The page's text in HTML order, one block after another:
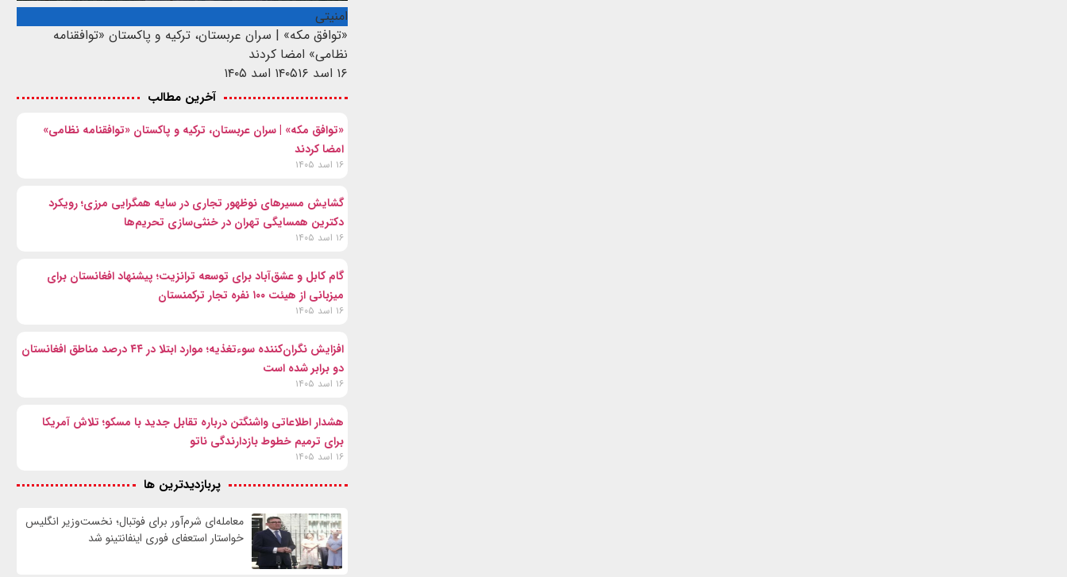
امنیتی
«توافق مکه» | سران عربستان، ترکیه و پاکستان «توافقنامه
نظامی» امضا کردند
۱۶ اسد ۱۴۰۵
۱۶ اسد ۱۴۰۵
آخرین مطالب
«توافق مکه» | سران عربستان، ترکیه و پاکستان «توافقنامه نظامی»
امضا کردند
۱۶ اسد ۱۴۰۵
گشایش مسیرهای نوظهور تجاری در سایه همگرایی مرزی؛ رویکرد
دکترین همسایگی تهران در خنثی‌سازی تحریم‌ها
۱۶ اسد ۱۴۰۵
گام کابل و عشق‌آباد برای توسعه ترانزیت؛ پیشنهاد افغانستان برای
میزبانی از هیئت ۱۰۰ نفره تجار ترکمنستان
۱۶ اسد ۱۴۰۵
افزایش نگران‌کننده سوءتغذیه؛ موارد ابتلا در ۴۴ درصد مناطق افغانستان
دو برابر شده است
۱۶ اسد ۱۴۰۵
هشدار اطلاعاتی واشنگتن درباره تقابل جدید با مسکو؛ تلاش آمریکا
برای ترمیم خطوط بازدارندگی ناتو
۱۶ اسد ۱۴۰۵
پربازدیدترین ها
معامله‌ای شرم‌آور برای فوتبال؛ نخست‌وزیر انگلیس
خواستار استعفای فوری اینفانتینو شد